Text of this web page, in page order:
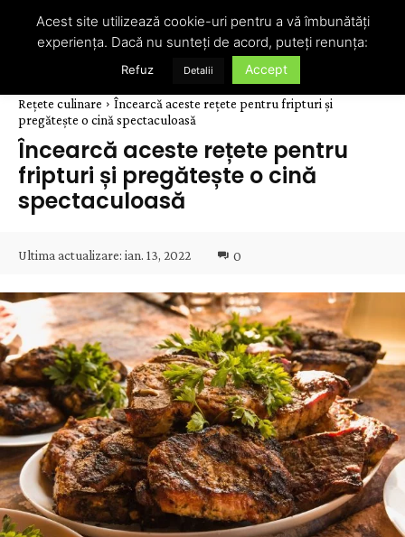
Rețete culinare
Încearcă aceste rețete pentru fripturi și
pregătește o cină spectaculoasă
Încearcă aceste rețete pentru
fripturi și pregătește o cină
spectaculoasă
Ultima actualizare: ian. 13, 2022 0
Acest site utilizează cookie-uri pentru a vă îmbunătăți
experiența. Dacă nu sunteți de acord, puteți renunța:
Refuz Detalii Accept